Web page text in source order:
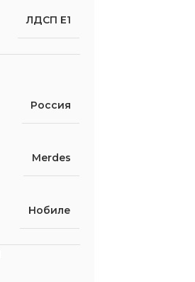
ЛДСП Е1
Россия
Merdes
Нобиле